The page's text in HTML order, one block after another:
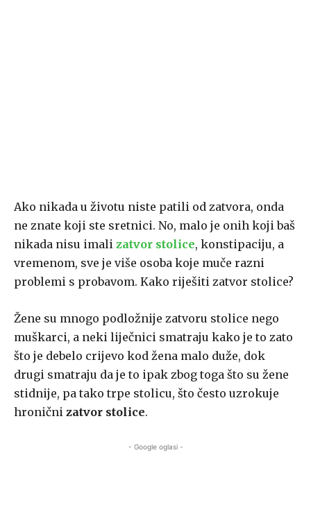
Ako nikada u životu niste patili od zatvora, onda
ne znate koji ste sretnici. No, malo je onih koji baš
nikada nisu imali zatvor stolice, konstipaciju, a
vremenom, sve je više osoba koje muče razni
problemi s probavom. Kako riješiti zatvor stolice?
Žene su mnogo podložnije zatvoru stolice nego
muškarci, a neki liječnici smatraju kako je to zato
što je debelo crijevo kod žena malo duže, dok
drugi smatraju da je to ipak zbog toga što su žene
stidnije, pa tako trpe stolicu, što često uzrokuje
hronični zatvor stolice.
- Google oglasi -